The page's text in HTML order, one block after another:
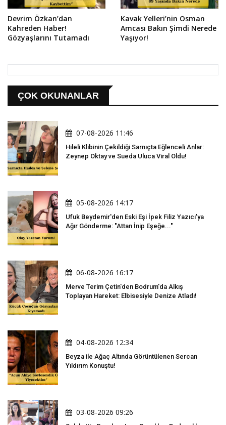
Devrim Özkan’dan
Kahreden Haber!
Gözyaşlarını Tutamadı
Kavak Yelleri’nin Osman
Amcası Bakın Şimdi Nerede
Yaşıyor!
ÇOK OKUNANLAR
07-08-2026 11:46
Hileli Klibinin Çekildiği Sarnıçta Eğlenceli Anlar:
Zeynep Oktay ve Sueda Uluca Viral Oldu!
05-08-2026 14:17
Ufuk Beydemir'den Eski Eşi İpek Filiz Yazıcı'ya
Ağır Gönderme: "Attan İnip Eşeğe..."
06-08-2026 16:17
Merve Terim Çetin'den Bodrum'da Alkış
Toplayan Hareket: Elbisesiyle Denize Atladı!
04-08-2026 12:34
Beyza ile Ağaç Altında Görüntülenen Sercan
Yıldırım Konuştu!
03-08-2026 09:26